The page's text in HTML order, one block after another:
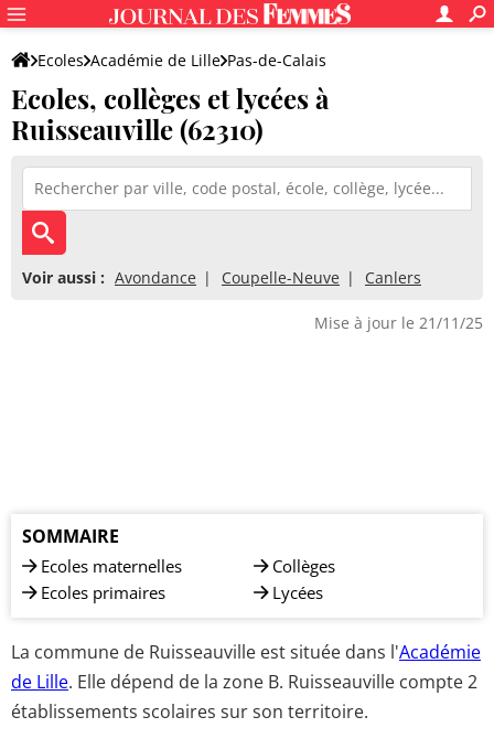
Ecoles Académie de Lille Pas-de-Calais
Ecoles, collèges et lycées à
Ruisseauville (62310)
Voir aussi : Avondance Coupelle-Neuve Canlers
Mise à jour le 21/11/25
SOMMAIRE
Ecoles maternelles
Ecoles primaires
Collèges
Lycées
La commune de Ruisseauville est située dans l'Académie
de Lille. Elle dépend de la zone B. Ruisseauville compte 2
établissements scolaires sur son territoire.